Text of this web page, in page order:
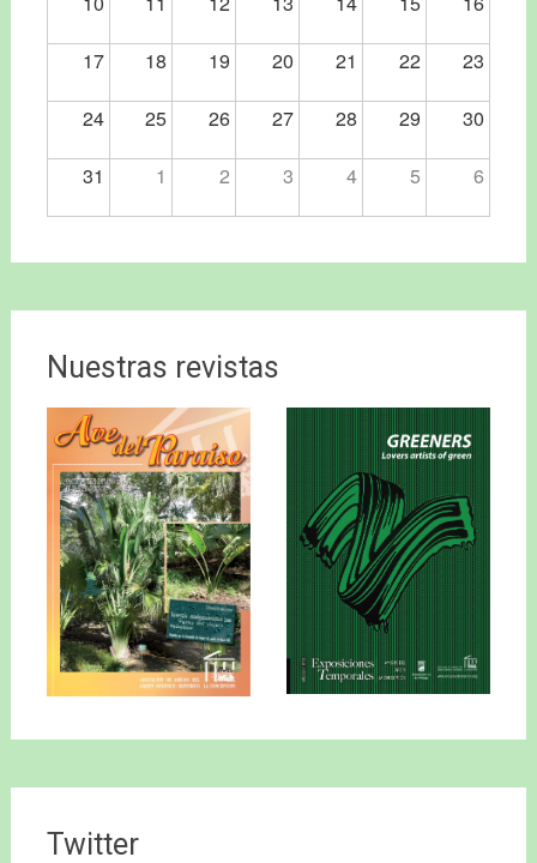
17 18 19 20 21 22 23
24 25 26 27 28 29 30
31 1 2 3 4 5 6
Nuestras revistas
Twitter